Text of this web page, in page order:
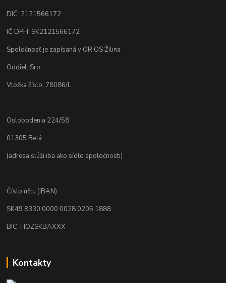
DIČ: 2121566172
IČ DPH: SK2121566172
Spoločnosť je zapísaná v OR OS Žilina
Oddiel: Sro.
Vložka číslo: 78086/L
Oslobodenia 224/58
01305 Belá
(adresa slúži iba ako sídlo spoločnosti)
Číslo účtu (IBAN):
SK49 8330 0000 0028 0205 1888
BIC: FIOZSKBAXXX
Kontakty